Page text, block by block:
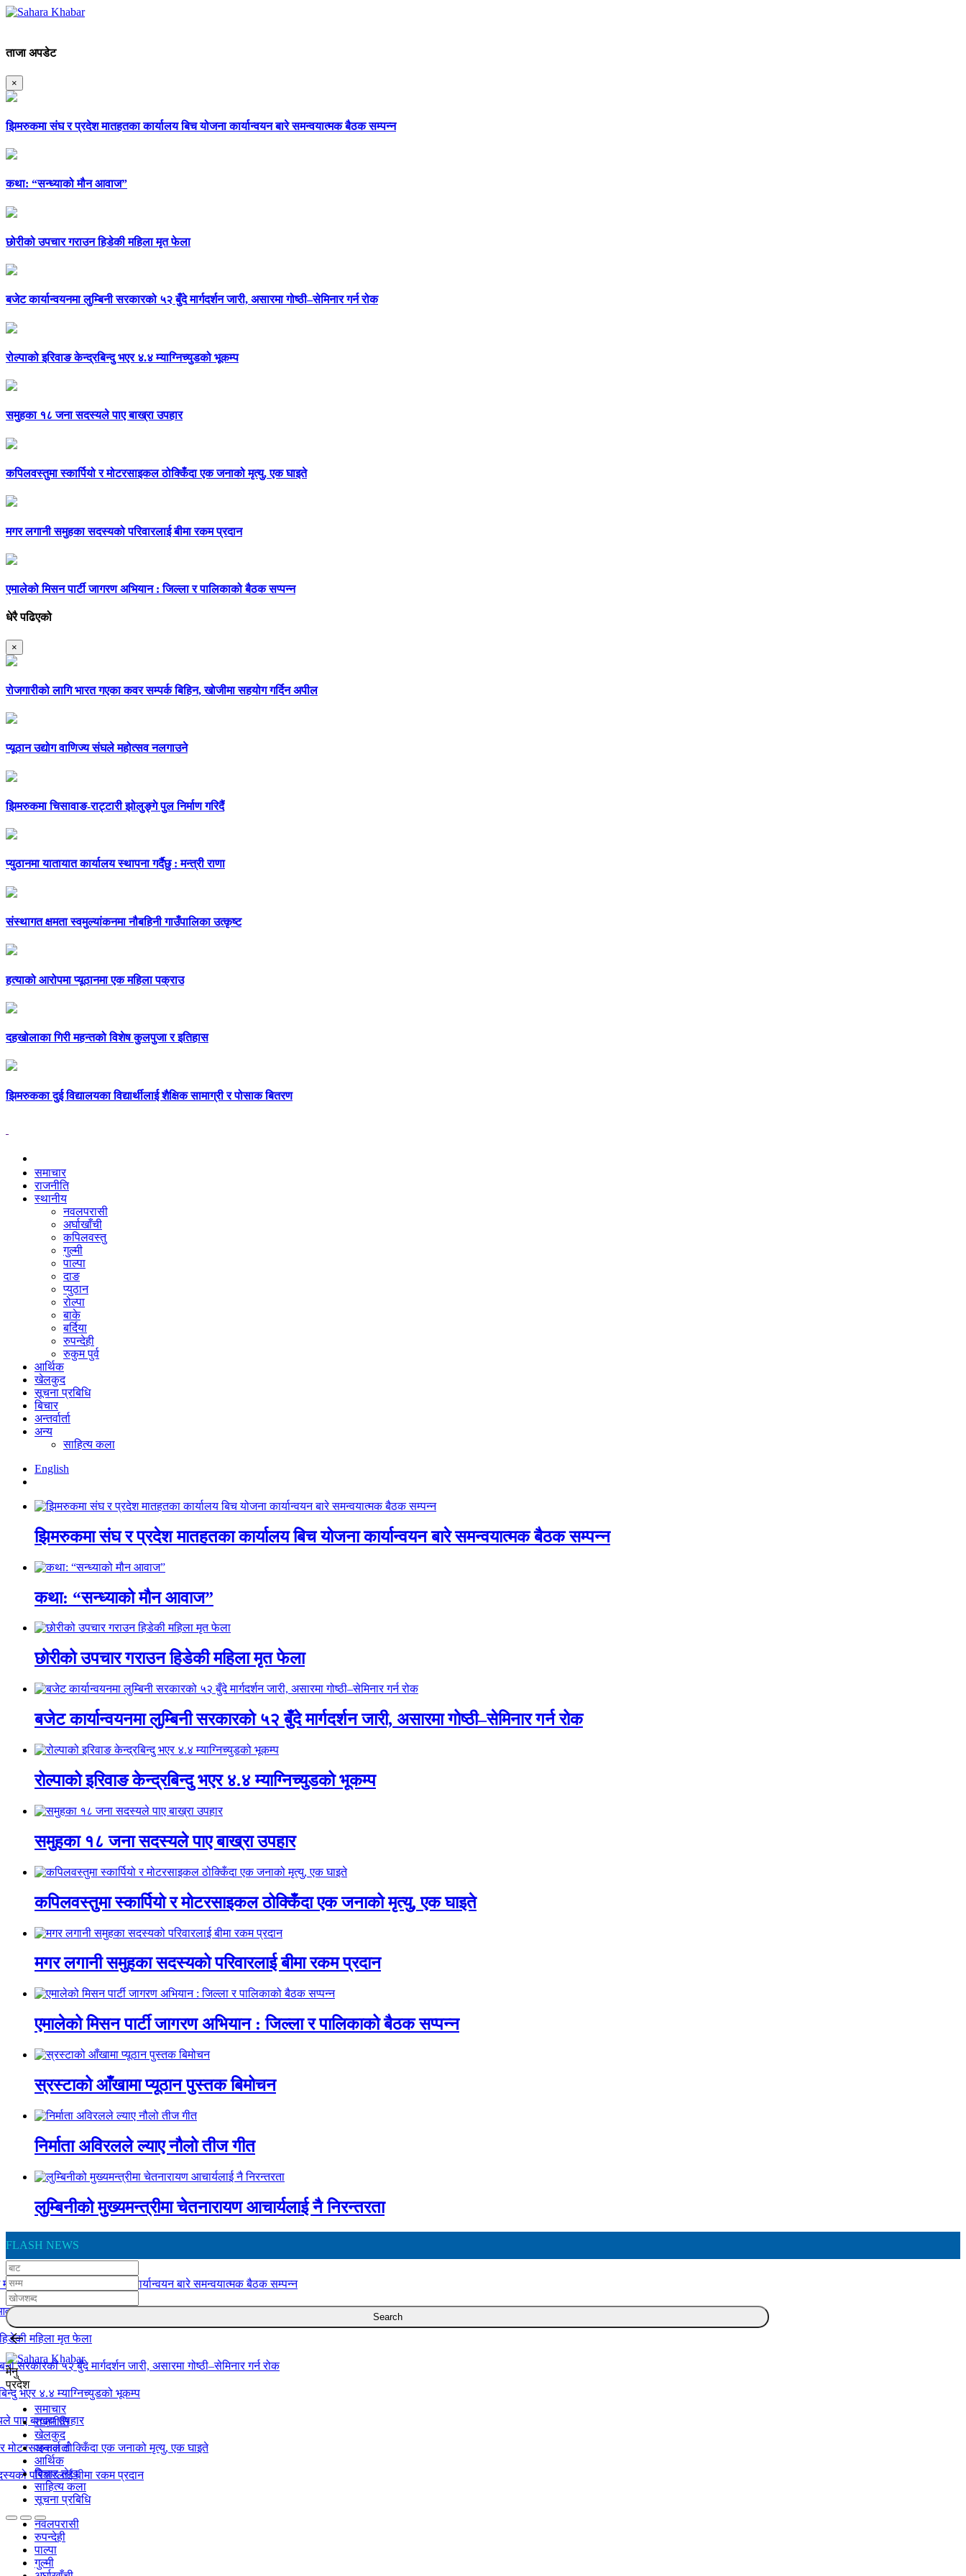
ताजा अपडेट
×
झिमरुकमा संघ र प्रदेश मातहतका कार्यालय बिच योजना कार्यान्वयन बारे समन्वयात्मक बैठक सम्पन्न
कथा: “सन्ध्याको मौन आवाज”
छोरीको उपचार गराउन हिडेकी महिला मृत फेला
बजेट कार्यान्वयनमा लुम्बिनी सरकारको ५२ बुँदे मार्गदर्शन जारी, असारमा गोष्ठी–सेमिनार गर्न रोक
रोल्पाको इरिवाङ केन्द्रबिन्दु भएर ४.४ म्याग्निच्युडको भूकम्प
समुहका १८ जना सदस्यले पाए बाख्रा उपहार
कपिलवस्तुमा स्कार्पियो र मोटरसाइकल ठोक्किँदा एक जनाको मृत्यु, एक घाइते
मगर लगानी समुहका सदस्यको परिवारलाई बीमा रकम प्रदान
एमालेको मिसन पार्टी जागरण अभियान : जिल्ला र पालिकाको बैठक सप्पन्न
धेरै पढिएको
×
रोजगारीको लागि भारत गएका कवर सम्पर्क बिहिन, खोजीमा सहयोग गर्दिन अपील
प्यूठान उद्योग वाणिज्य संघले महोत्सव नलगाउने
झिमरुकमा चिसावाङ-राट्टारी झोलुङ्गे पुल निर्माण गरिदैं
प्युठानमा यातायात कार्यालय स्थापना गर्दैछु : मन्त्री राणा
संस्थागत क्षमता स्वमुल्यांकनमा नौबहिनी गाउँपालिका उत्कृष्ट
हत्याको आरोपमा प्यूठानमा एक महिला पक्राउ
दहखोलाका गिरी महन्तको विशेष कुलपुजा र इतिहास
झिमरुकका दुई विद्यालयका विद्यार्थीलाई शैक्षिक सामाग्री र पोसाक बितरण
समाचार
राजनीति
स्थानीय
नवलपरासी
अर्घाखाँची
कपिलवस्तु
गुल्मी
पाल्पा
दाङ
प्युठान
रोल्पा
बाके
बर्दिया
रुपन्देही
रुकुम पुर्व
आर्थिक
खेलकुद
सूचना प्रबिधि
बिचार
अन्तर्वार्ता
अन्य
साहित्य कला
English
झिमरुकमा संघ र प्रदेश मातहतका कार्यालय बिच योजना कार्यान्वयन बारे समन्वयात्मक बैठक सम्पन्न
कथा: “सन्ध्याको मौन आवाज”
छोरीको उपचार गराउन हिडेकी महिला मृत फेला
बजेट कार्यान्वयनमा लुम्बिनी सरकारको ५२ बुँदे मार्गदर्शन जारी, असारमा गोष्ठी–सेमिनार गर्न रोक
रोल्पाको इरिवाङ केन्द्रबिन्दु भएर ४.४ म्याग्निच्युडको भूकम्प
समुहका १८ जना सदस्यले पाए बाख्रा उपहार
कपिलवस्तुमा स्कार्पियो र मोटरसाइकल ठोक्किँदा एक जनाको मृत्यु, एक घाइते
मगर लगानी समुहका सदस्यको परिवारलाई बीमा रकम प्रदान
एमालेको मिसन पार्टी जागरण अभियान : जिल्ला र पालिकाको बैठक सप्पन्न
स्रस्टाको आँखामा प्यूठान पुस्तक बिमोचन
निर्माता अविरलले ल्याए नौलो तीज गीत
लुम्बिनीको मुख्यमन्त्रीमा चेतनारायण आचार्यलाई नै निरन्तरता
FLASH NEWS
कार्यालय बिच योजना कार्यान्वयन बारे समन्वयात्मक बैठक सम्पन्न
महिला मृत फेला
सरकारको ५२ बुँदे मार्गदर्शन जारी, असारमा गोष्ठी–सेमिनार गर्न रोक
भएर ४.४ म्याग्निच्युडको भूकम्प
पाए बाख्रा उपहार
र मोटरसाइकल ठोक्किँदा एक जनाको मृत्यु, एक घाइते
परिवारलाई बीमा रकम प्रदान
मेनु
प्रदेश
समाचार
राजनीति
खेलकुद
अन्तर्वार्ता
आर्थिक
बिचार लेख
साहित्य कला
सूचना प्रबिधि
नवलपरासी
रुपन्देही
पाल्पा
गुल्मी